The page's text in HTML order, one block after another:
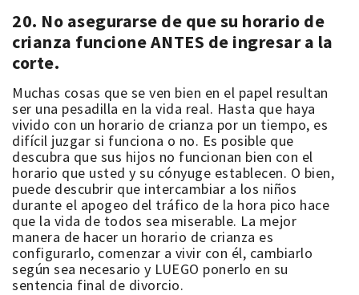
20. No asegurarse de que su horario de
crianza funcione ANTES de ingresar a la
corte.
Muchas cosas que se ven bien en el papel resultan
ser una pesadilla en la vida real. Hasta que haya
vivido con un horario de crianza por un tiempo, es
difícil juzgar si funciona o no. Es posible que
descubra que sus hijos no funcionan bien con el
horario que usted y su cónyuge establecen. O bien,
puede descubrir que intercambiar a los niños
durante el apogeo del tráfico de la hora pico hace
que la vida de todos sea miserable. La mejor
manera de hacer un horario de crianza es
configurarlo, comenzar a vivir con él, cambiarlo
según sea necesario y LUEGO ponerlo en su
sentencia final de divorcio.